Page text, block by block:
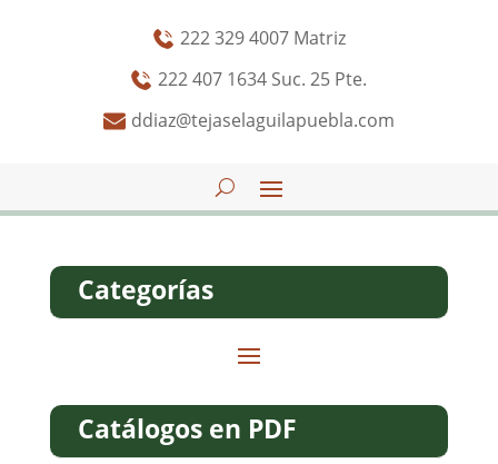
222 329 4007 Matriz
222 407 1634 Suc. 25 Pte.
ddiaz@tejaselaguilapuebla.com
Categorías
Catálogos en PDF